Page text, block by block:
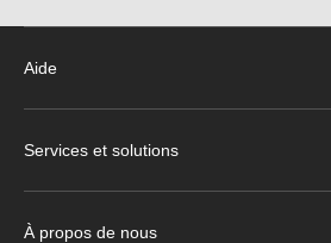
Aide
Services et solutions
À propos de nous